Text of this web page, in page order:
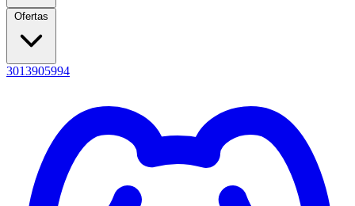
Ofertas
3013905994